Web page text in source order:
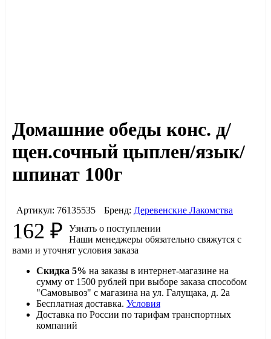
Домашние обеды конс. д/
щен.сочный цыплен/язык/
шпинат 100г
Артикул: 76135535 Бренд: Деревенские Лакомства
162 ₽
Узнать о поступлении
Наши менеджеры обязательно свяжутся с
вами и уточнят условия заказа
Скидка 5% на заказы в интернет-магазине на
сумму от 1500 рублей при выборе заказа способом
"Самовывоз" с магазина на ул. Галущака, д. 2а
Бесплатная доставка. Условия
Доставка по России по тарифам транспортных
компаний